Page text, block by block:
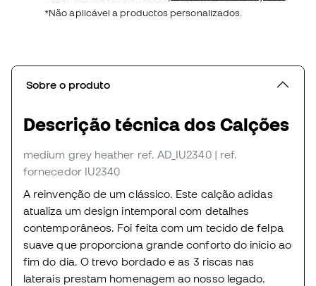
*Não aplicável a productos personalizados.
Sobre o produto
Descrição técnica dos Calções
medium grey heather ref. AD_IU2340 | ref.
fornecedor IU2340
A reinvenção de um clássico. Este calção adidas
atualiza um design intemporal com detalhes
contemporâneos. Foi feita com um tecido de felpa
suave que proporciona grande conforto do início ao
fim do dia. O trevo bordado e as 3 riscas nas
laterais prestam homenagem ao nosso legado.